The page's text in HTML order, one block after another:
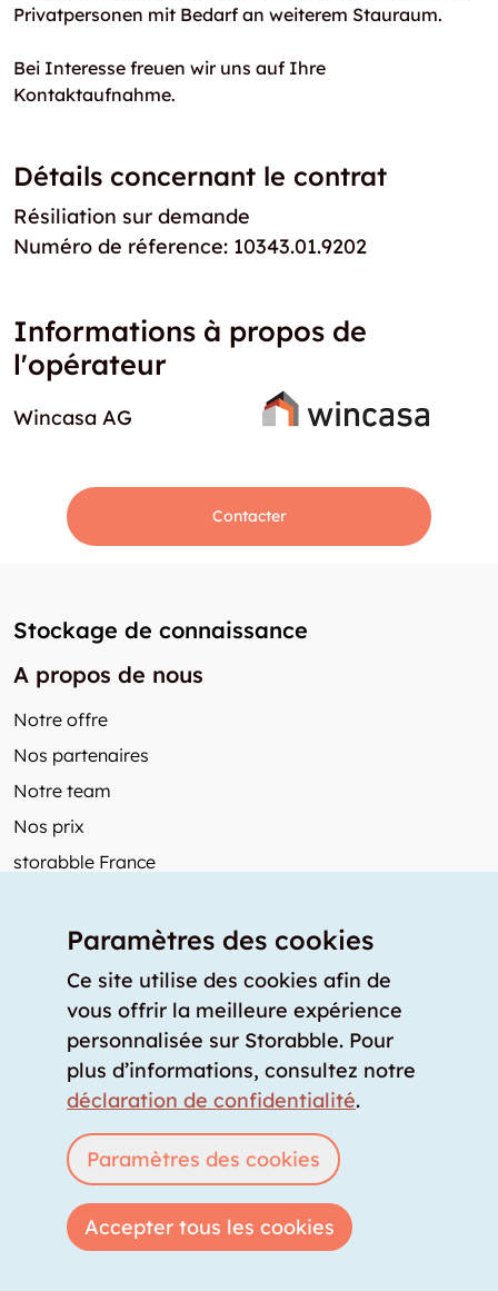
Privatpersonen mit Bedarf an weiterem Stauraum.
Bei Interesse freuen wir uns auf Ihre
Kontaktaufnahme.
Détails concernant le contrat
Résiliation sur demande
Numéro de réference: 10343.01.9202
Informations à propos de
l'opérateur
Wincasa AG
Contacter
Stockage de connaissance
A propos de nous
Notre offre
Nos partenaires
Notre team
Nos prix
storabble France
Articles de presse
Comment calculer la capacité d'un garde-meuble?
Quel est le tarif moyen d'un garde-meuble?
Pour fournisseurs de stockage
Connexion Annoncez un espace de stockage
Copyright © 2026 storabble|déclaration de confidentialité
Paramètres des cookies
Ce site utilise des cookies afin de
vous offrir la meilleure expérience
personnalisée sur Storabble. Pour
plus d’informations, consultez notre
déclaration de confidentialité.
Paramètres des cookies
Accepter tous les cookies